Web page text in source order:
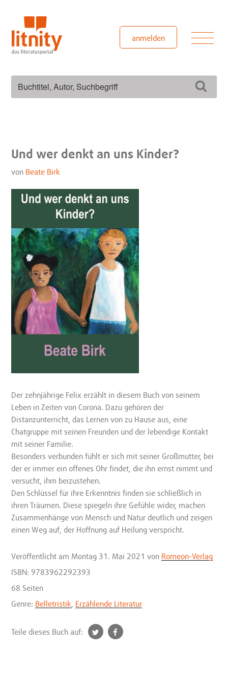
springen
anmelden
Und wer denkt an uns Kinder?
von Beate Birk
Der zehnjährige Felix erzählt in diesem Buch von seinem
Leben in Zeiten von Corona. Dazu gehören der
Distanzunterricht, das Lernen von zu Hause aus, eine
Chatgruppe mit seinen Freunden und der lebendige Kontakt
mit seiner Familie.
Besonders verbunden fühlt er sich mit seiner Großmutter, bei
der er immer ein offenes Ohr findet, die ihn ernst nimmt und
versucht, ihm beizustehen.
Den Schlüssel für ihre Erkenntnis finden sie schließlich in
ihren Träumen. Diese spiegeln ihre Gefühle wider, machen
Zusammenhänge von Mensch und Natur deutlich und zeigen
einen Weg auf, der Hoffnung auf Heilung verspricht.
Veröffentlicht am Montag 31. Mai 2021 von Romeon-Verlag
ISBN: 9783962292393
68 Seiten
Genre: Belletristik Erzählende Literatur
Teile dieses Buch auf:
t